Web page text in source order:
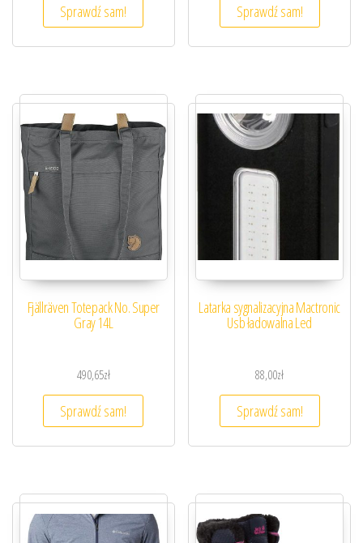
Sprawdź sam! Sprawdź sam!
Fjällräven Totepack No. Super
Gray 14L
490,65zł
Sprawdź sam!
Latarka sygnalizacyjna Mactronic
Usb ładowalna Led
88,00zł
Sprawdź sam!